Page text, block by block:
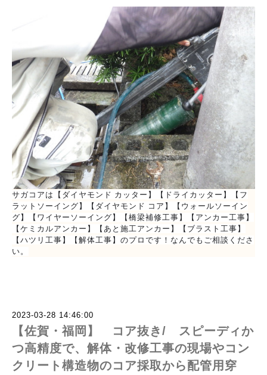
サガコアは【ダイヤモンド カッター】【ドライカッター】【フ
ラットソーイング】【ダイヤモンド コア】【ウォールソーイン
グ】【ワイヤーソーイング】【橋梁補修工事】【アンカー工事】
【ケミカルアンカー】【あと施工アンカー】【ブラスト工事】
【ハツリ工事】【解体工事】のプロです！なんでもご相談くださ
い。
2023-03-28 14:46:00
【佐賀・福岡】 コア抜き/ スピーディか
つ高精度で、解体・改修工事の現場やコン
クリート構造物のコア採取から配管用穿